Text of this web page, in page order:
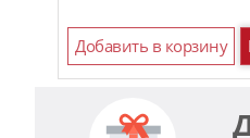
Добавить в корзину